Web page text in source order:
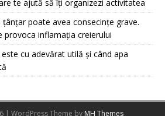
te ajută să îți organizezi activitatea
poate avea consecințe grave.
provoca inflamația creierului
cu adevărat utilă și când apa
| WordPress Theme by MH Themes